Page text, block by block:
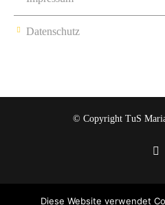
Datenschutz
© Copyright TuS
Diese Website verwendet